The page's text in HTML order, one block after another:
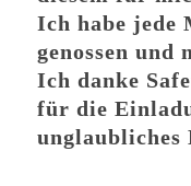
Ich habe jede
genossen und
Ich danke
für die
unglaubliches